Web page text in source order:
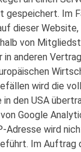
gespeichert. Im
dieser
von
in anderen
wird die
in den USA
Google
Adresse wird
Im Auftrag